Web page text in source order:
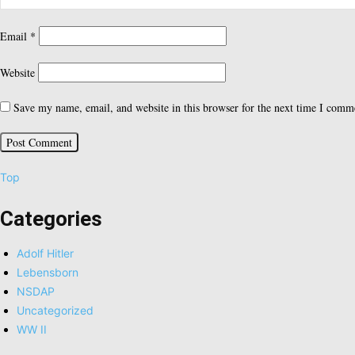
Email *
Website
Save my name, email, and website in this browser for the next time I
Top
Top
Categories
Adolf Hitler
Lebensborn
NSDAP
Uncategorized
WW II